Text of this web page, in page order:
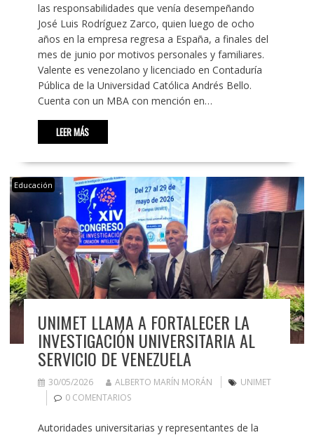
las responsabilidades que venía desempeñando
José Luis Rodríguez Zarco, quien luego de ocho
años en la empresa regresa a España, a finales del
mes de junio por motivos personales y familiares.
Valente es venezolano y licenciado en Contaduría
Pública de la Universidad Católica Andrés Bello.
Cuenta con un MBA con mención en…
LEER MÁS
Educación
UNIMET LLAMA A FORTALECER LA
INVESTIGACIÓN UNIVERSITARIA AL
SERVICIO DE VENEZUELA
30/05/2026 ALBERTO MARÍN MORÁN
UNIMET
0 COMENTARIOS
Autoridades universitarias y representantes de la